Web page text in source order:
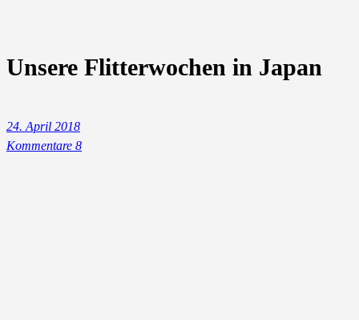
Unsere Flitterwochen in Japan
24. April 2018
Kommentare 8